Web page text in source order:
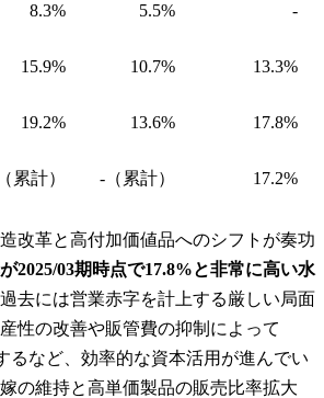
8.3% 5.5% -
15.9% 10.7% 13.3%
19.2% 13.6% 17.8%
累計） -（累計） 17.2%
改革と高付加価値品へのシフトが奏功
2025/03期時点で17.8%と非常に高い水
去には営業赤字を計上する厳しい局面
性の改善や販管費の抑制によって
るなど、効率的な資本活用が進んでい
の維持と高単価製品の販売比率拡大